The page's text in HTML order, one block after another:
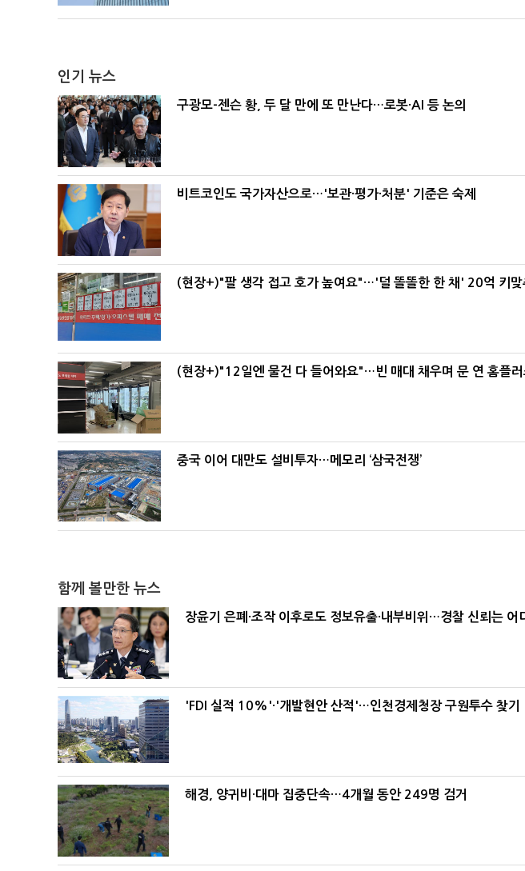
인기 뉴스
구광모-젠슨 황, 두 달 만에 또 만난다…로봇·AI 등 논의
비트코인도 국가자산으로…'보관·평가·처분' 기준은 숙제
(현장+)"팔 생각 접고 호가 높여요"…'덜 똘똘한 한 채' 20억 키맞
(현장+)"12일엔 물건 다 들어와요"…빈 매대 채우며 문 연 홈플러
중국 이어 대만도 설비투자…메모리 ‘삼국전쟁’
함께 볼만한 뉴스
장윤기 은폐·조작 이후로도 정보유출·내부비위…경찰 신뢰는 어
'FDI 실적 10%'·'개발현안 산적'…인천경제청장 구원투수 찾기
해경, 양귀비·대마 집중단속…4개월 동안 249명 검거